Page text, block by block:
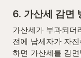
6. 가산세 감면
가산세가 부과되더
전에 납세자가 자
하면 가산세를 감